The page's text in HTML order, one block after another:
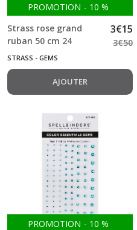
PROMOTION - 10 %
Strass rose grand
ruban 50 cm 24
rangées de 4mm
3€15
3€50
STRASS - GEMS
AJOUTER
PROMOTION - 10 %